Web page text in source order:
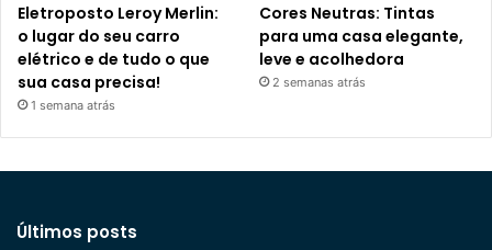
Eletroposto Leroy Merlin:
o lugar do seu carro
elétrico e de tudo o que
sua casa precisa!
1 semana atrás
Cores Neutras: Tintas
para uma casa elegante,
leve e acolhedora
2 semanas atrás
Últimos posts